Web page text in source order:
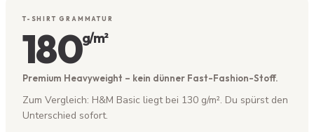
T-SHIRT GRAMMATUR
180g/m²
Premium Heavyweight – kein dünner Fast-Fashion-Stoff.
Zum Vergleich: H&M Basic liegt bei 130 g/m². Du spürst den
Unterschied sofort.